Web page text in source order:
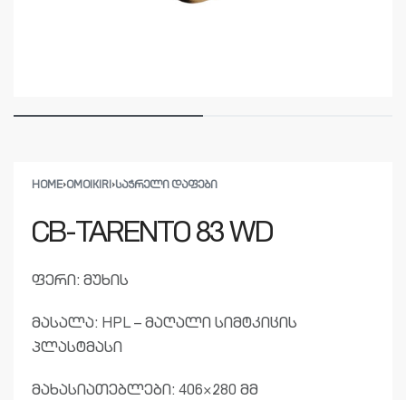
HOME›OMOIKIRI ›ᲡᲐᲭᲠᲔᲚᲘ ᲓᲐᲤᲔᲑᲘ
CB-TARENTO 83 WD
ფერი: მუხის
მასალა: HPL – მაღალი სიმტკიცის
პლასტმასი
მახასიათებლები: 406×280 მმ